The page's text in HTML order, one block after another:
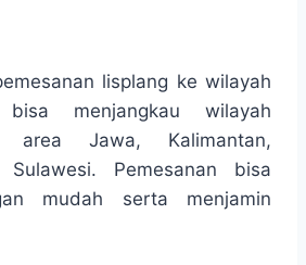
lisplang ke wilayah
menjangkau wilayah
area Jawa, Kalimantan,
Pemesanan bisa
mudah serta menjamin